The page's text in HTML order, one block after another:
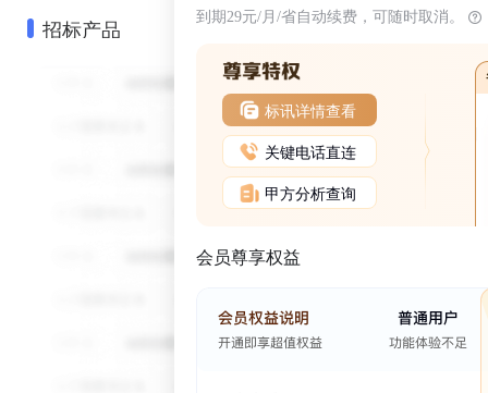
招标产品 到期29元/月/省自动续费，可随时取消。
标讯详情查看
关键电话直连
甲方分析查询
会员尊享权益